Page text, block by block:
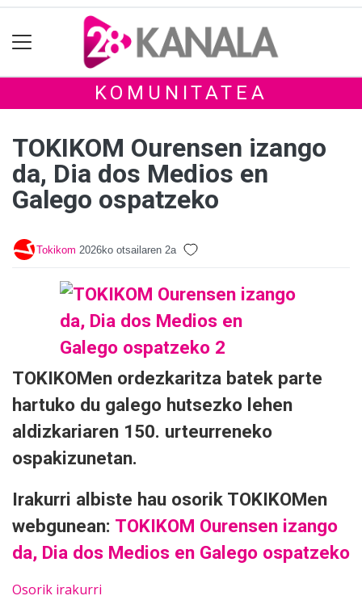
KOMUNITATEA
TOKIKOM Ourensen izango
da, Dia dos Medios en
Galego ospatzeko
Tokikom 2026ko otsailaren 2a
TOKIKOMen ordezkaritza batek parte
hartuko du galego hutsezko lehen
aldizkariaren 150. urteurreneko
ospakizunetan.
Irakurri albiste hau osorik TOKIKOMen
webgunean: TOKIKOM Ourensen izango
da, Dia dos Medios en Galego ospatzeko
Osorik irakurri